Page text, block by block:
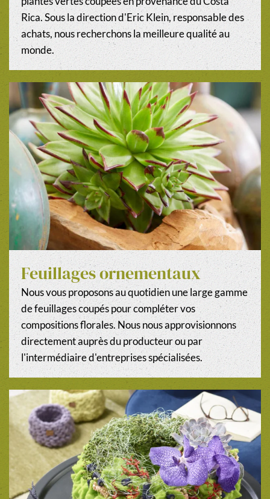
Rica. Sous la direction d'Eric Klein, responsable des
achats, nous recherchons la meilleure qualité au
monde.
Feuillages ornementaux
Nous vous proposons au quotidien une large gamme
de feuillages coupés pour compléter vos
compositions florales. Nous nous approvisionnons
directement auprès du producteur ou par
l'intermédiaire d'entreprises spécialisées.